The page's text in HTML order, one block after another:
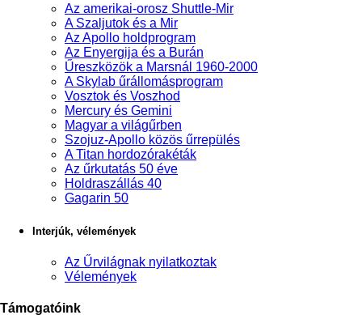
Az amerikai-orosz Shuttle-Mir
A Szaljutok és a Mir
Az Apollo holdprogram
Az Enyergija és a Burán
Űreszközök a Marsnál 1960-2000
A Skylab űrállomásprogram
Vosztok és Voszhod
Mercury és Gemini
Magyar a világűrben
Szojuz-Apollo közös űrrepülés
A Titan hordozórakéták
Az űrkutatás 50 éve
Holdraszállás 40
Gagarin 50
Interjúk, vélemények
Az Űrvilágnak nyilatkoztak
Vélemények
Támogatóink